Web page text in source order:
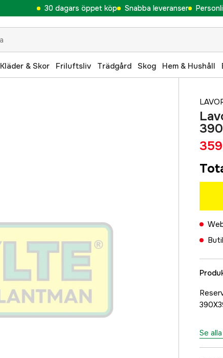
30 dagars öppet köp Snabba leveranser
Kläder & Skor Friluftsliv Trädgård Skog Hem & Hushåll
Se